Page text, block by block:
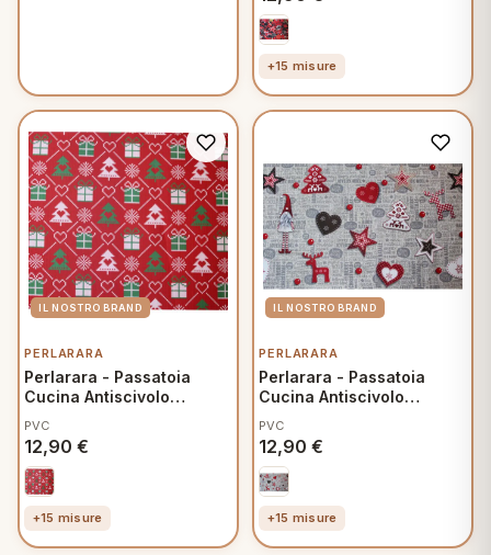
+15 misure
PERLARARA
Perlarara - Passatoia
Cucina Antiscivolo
PVC
12,90 €
+15 misure
PERLARARA
Perlarara - Passatoia
Cucina Antiscivolo
Stelle
PVC
12,90 €
+15 misure